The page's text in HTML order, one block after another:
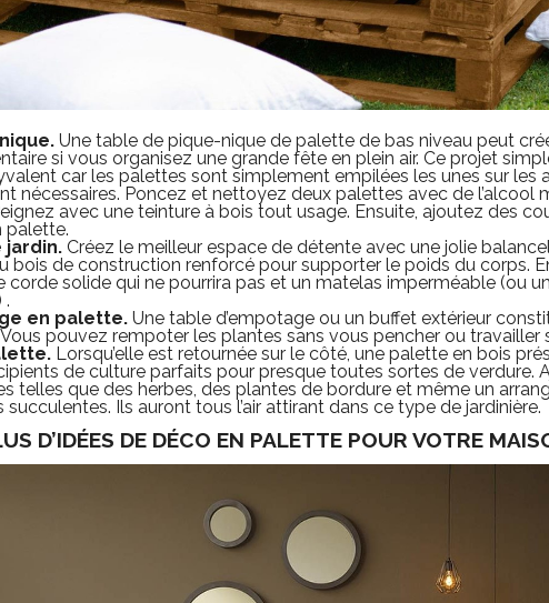
Une table de pique-nique de palette de bas niveau peut
si vous organisez une grande fête en plein air. Ce projet
car les palettes sont simplement empilées les unes sur les
nécessaires. Poncez et nettoyez deux palettes avec de l’alcool
avec une teinture à bois tout usage. Ensuite, ajoutez des
palette.
jardin.Créez le meilleur espace de détente avec une jolie
bois de construction renforcé pour supporter le poids du corps.
corde solide qui ne pourrira pas et un matelas imperméable (ou
.
en palette.Une table d’empotage ou un buffet extérieur
pouvez rempoter les plantes sans vous pencher ou travailler
Lorsqu’elle est retournée sur le côté, une palette en bois
de culture parfaits pour presque toutes sortes de verdure.
telles que des herbes, des plantes de bordure et même un
Ils auront tous l’air attirant dans ce type de jardinière.
D’IDÉES DE DÉCO EN PALETTE POUR VOTRE